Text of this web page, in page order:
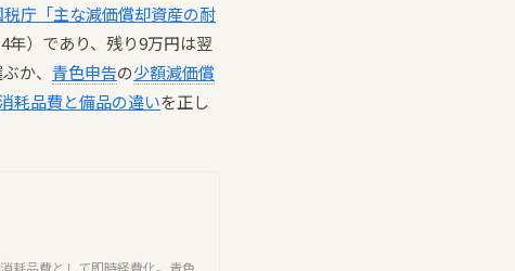
税庁「主な減価償却資産の耐
年）であり、残り9万円は翌
か、 青色申告の少額減価償
耗品費と備品の違いを正し
耗品費として即時経費化。青色